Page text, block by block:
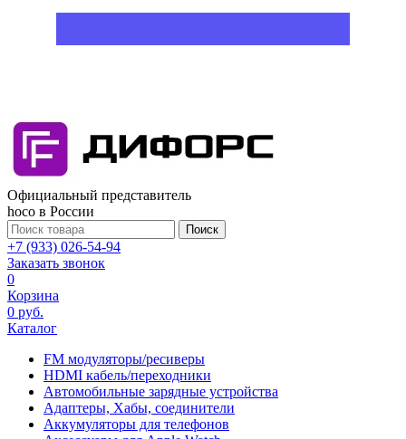
Официальный представитель
hoco в России
Поиск
+7 (933) 026-54-94
Заказать звонок
0
Корзина
0 руб.
Каталог
FM модуляторы/ресиверы
HDMI кабель/переходники
Автомобильные зарядные устройства
Адаптеры, Хабы, соединители
Аккумуляторы для телефонов